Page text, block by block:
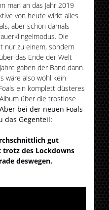
man an das Jahr 2019
von heute wirkt alles
aber schon damals
Die
nur zu einem, sondern
das Ende der Welt
gaben der Band dann
wäre also wohl kein
ein komplett düsteres
über die trostlose
Aber bei der neuen Foals
das Gegenteil:
gut
trotz des Lockdowns
deswegen.